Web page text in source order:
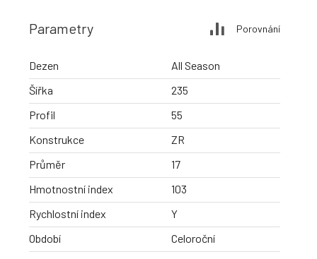
Parametry Porovnání
Dezen
All Season
Šířka
235
Profil
55
Konstrukce
ZR
Průměr
17
Hmotnostní index
103
Rychlostní index
Y
Období
Celoroční